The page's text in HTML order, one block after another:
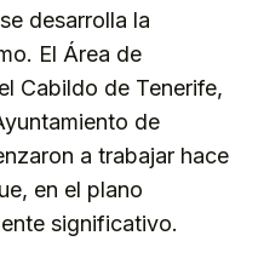
desarrolla la
El Área de
Cabildo de Tenerife,
de
a trabajar hace
en el plano
significativo.